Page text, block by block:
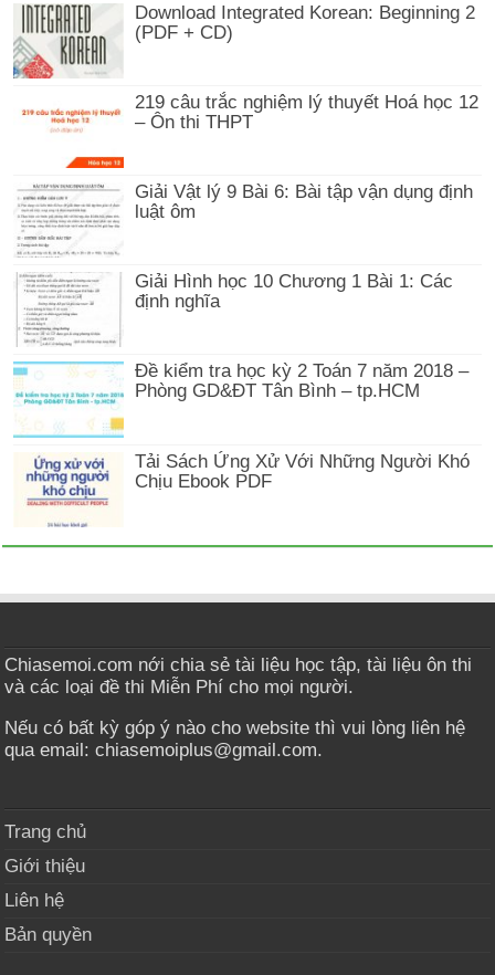
Download Integrated Korean: Beginning 2
(PDF + CD)
219 câu trắc nghiệm lý thuyết Hoá học 12
– Ôn thi THPT
Giải Vật lý 9 Bài 6: Bài tập vận dụng định
luật ôm
Giải Hình học 10 Chương 1 Bài 1: Các
định nghĩa
Đề kiểm tra học kỳ 2 Toán 7 năm 2018 –
Phòng GD&ĐT Tân Bình – tp.HCM
Tải Sách Ứng Xử Với Những Người Khó
Chịu Ebook PDF
Chiasemoi.com nới chia sẻ tài liệu học tập, tài liệu ôn thi
và các loại đề thi Miễn Phí cho mọi người.
Nếu có bất kỳ góp ý nào cho website thì vui lòng liên hệ
qua email: chiasemoiplus@gmail.com.
Trang chủ
Giới thiệu
Liên hệ
Bản quyền